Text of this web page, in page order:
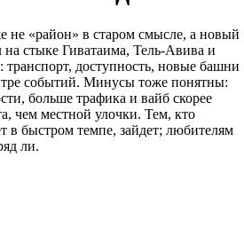
«район» в старом смысле, а новый
стыке Гиватаима, Тель-Авива и
доступность, новые башни
событий. Минусы тоже понятны:
больше трафика и вайб скорее
чем местной улочки. Тем, кто
в быстром темпе, зайдет; любителям
ли.